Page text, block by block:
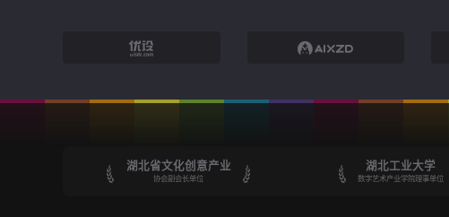
湖北省文化创意产业
协会副会长单位
湖北工业大学
数字艺术产业学院理事单位